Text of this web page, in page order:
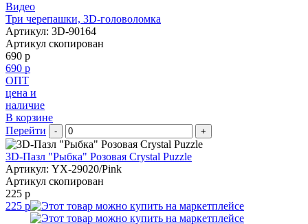
Видео
Три черепашки, 3D-головоломка
Артикул: 3D-90164
Артикул скопирован
690 р
690 р
ОПТ
цена и
наличие
В корзине
Перейти
- +
3D-Пазл "Рыбка" Розовая Crystal Puzzle
Артикул: YX-29020/Pink
Артикул скопирован
225 р
225 р